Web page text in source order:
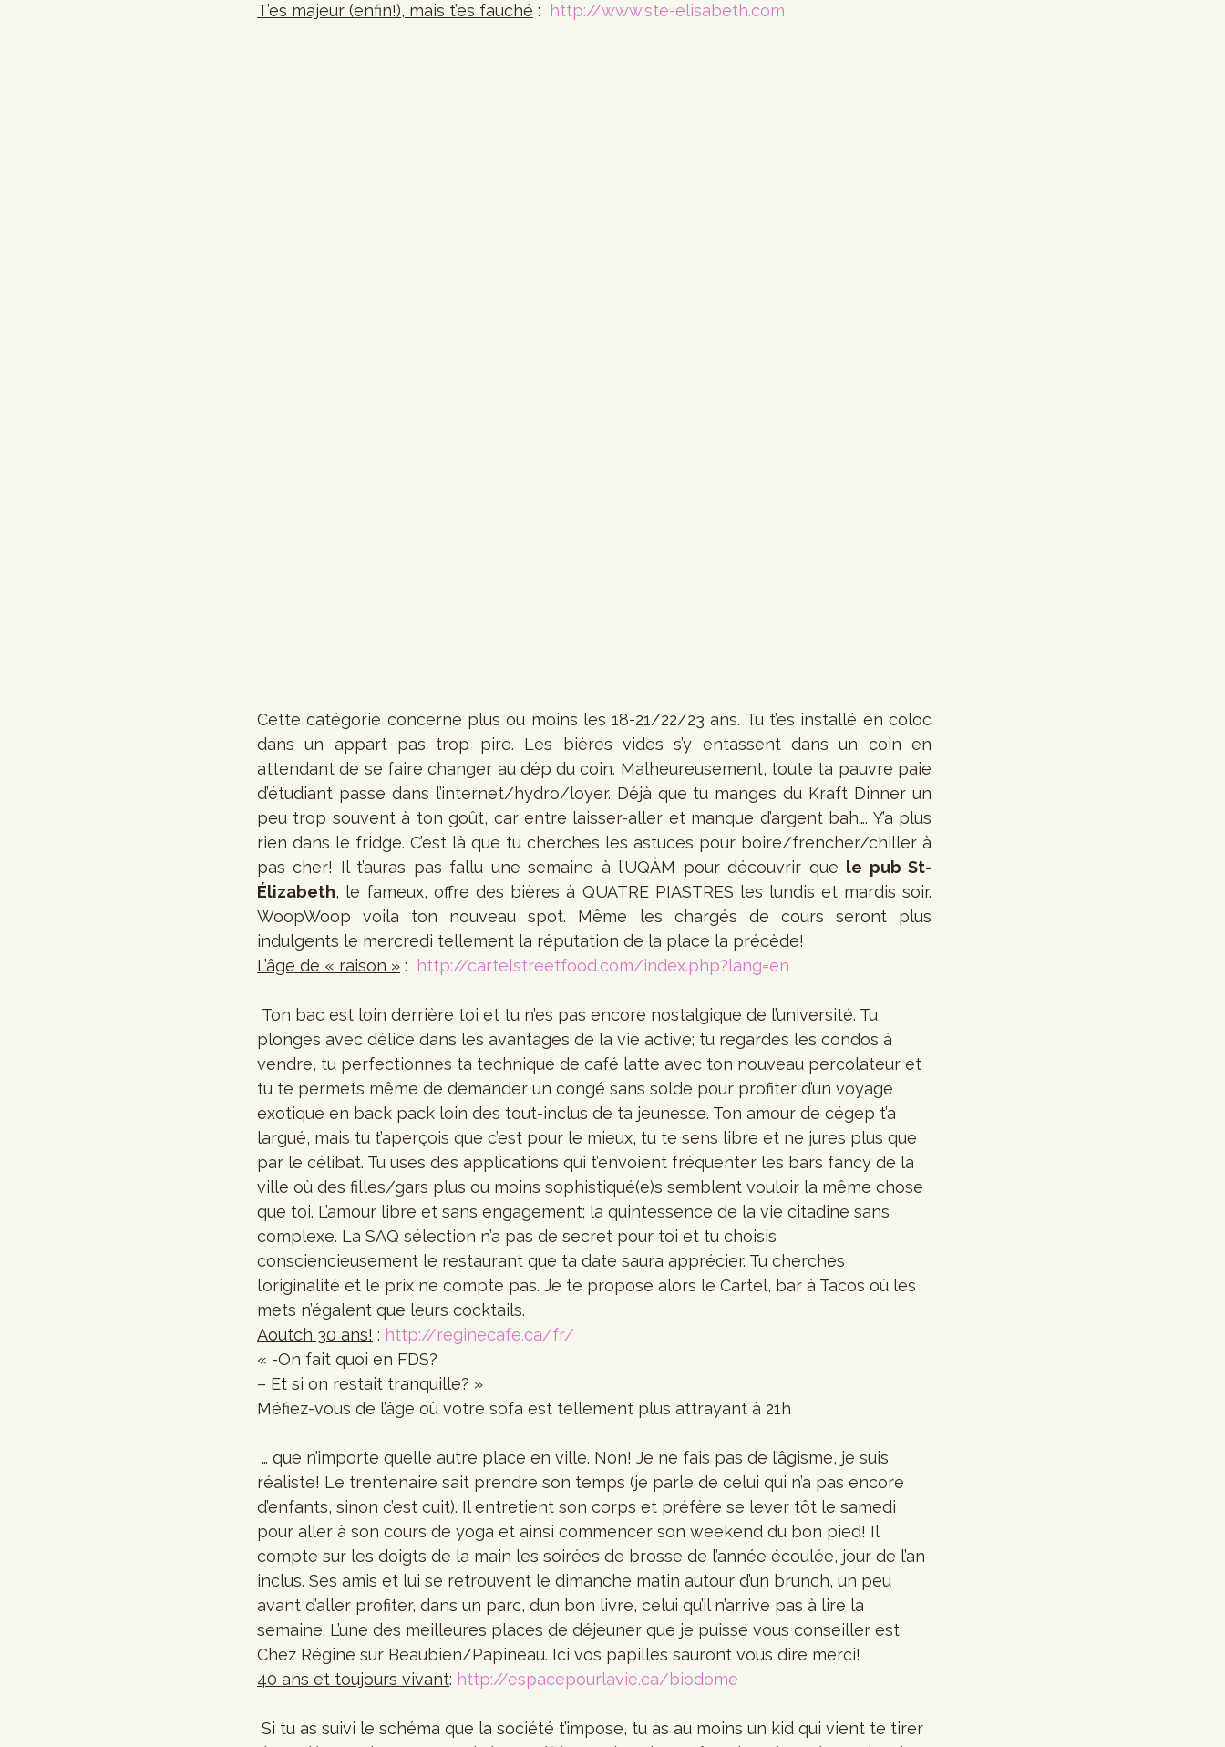
T’es majeur (enfin!), mais t’es fauché : http://www.ste-elisabeth.com
Cette catégorie concerne plus ou moins les 18-21/22/23 ans. Tu t’es installé en coloc
dans un appart pas trop pire. Les bières vides s’y entassent dans un coin en
attendant de se faire changer au dép du coin. Malheureusement, toute ta pauvre paie
d’étudiant passe dans l’internet/hydro/loyer. Déjà que tu manges du Kraft Dinner un
peu trop souvent à ton goût, car entre laisser-aller et manque d’argent bah…. Y’a plus
rien dans le fridge. C’est là que tu cherches les astuces pour boire/frencher/chiller à
pas cher! Il t’auras pas fallu une semaine à l’UQÀM pour découvrir que le pub St-
Élizabeth, le fameux, offre des bières à QUATRE PIASTRES les lundis et mardis soir.
WoopWoop voila ton nouveau spot. Même les chargés de cours seront plus
indulgents le mercredi tellement la réputation de la place la précède!
L’âge de « raison » : http://cartelstreetfood.com/index.php?lang=en
plonges avec délice dans les avantages de la vie active; tu regardes les condos à
vendre, tu perfectionnes ta technique de café latte avec ton nouveau percolateur et
tu te permets même de demander un congé sans solde pour profiter d’un voyage
exotique en back pack loin des tout-inclus de ta jeunesse. Ton amour de cégep t’a
largué, mais tu t’aperçois que c’est pour le mieux, tu te sens libre et ne jures plus que
par le célibat. Tu uses des applications qui t’envoient fréquenter les bars fancy de la
ville où des filles/gars plus ou moins sophistiqué(e)s semblent vouloir la même chose
que toi. L’amour libre et sans engagement; la quintessence de la vie citadine sans
complexe. La SAQ sélection n’a pas de secret pour toi et tu choisis
consciencieusement le restaurant que ta date saura apprécier. Tu cherches
l’originalité et le prix ne compte pas. Je te propose alors le Cartel, bar à Tacos où les
mets n’égalent que leurs cocktails.
Aoutch 30 ans! : http://reginecafe.ca/fr/
« -On fait quoi en FDS?
– Et si on restait tranquille? »
Méfiez-vous de l’âge où votre sofa est tellement plus attrayant à 21h
réaliste! Le trentenaire sait prendre son temps (je parle de celui qui n’a pas encore
d’enfants, sinon c’est cuit). Il entretient son corps et préfère se lever tôt le samedi
pour aller à son cours de yoga et ainsi commencer son weekend du bon pied! Il
compte sur les doigts de la main les soirées de brosse de l’année écoulée, jour de l’an
inclus. Ses amis et lui se retrouvent le dimanche matin autour d’un brunch, un peu
avant d’aller profiter, dans un parc, d’un bon livre, celui qu’il n’arrive pas à lire la
semaine. L’une des meilleures places de déjeuner que je puisse vous conseiller est
Chez Régine sur Beaubien/Papineau. Ici vos papilles sauront vous dire merci!
40 ans et toujours vivant: http://espacepourlavie.ca/biodome